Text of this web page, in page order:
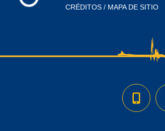
CRÉDITOS / MAPA DE SITIO